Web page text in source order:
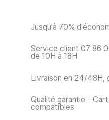
Jusqu'à 70%
Service client 07 86
de 10H à 18H
Livraison en 24/48H,
Qualité garantie -
compatibles